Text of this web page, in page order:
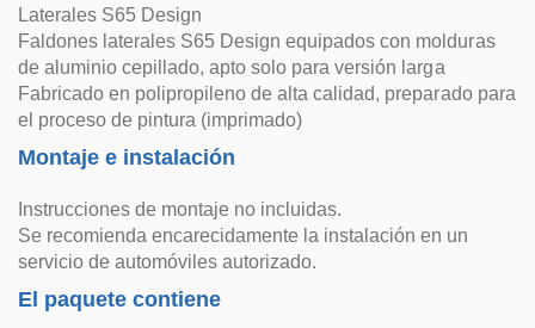
Laterales S65 Design
Faldones laterales S65 Design equipados con molduras
de aluminio cepillado, apto solo para versión larga
Fabricado en polipropileno de alta calidad, preparado para
el proceso de pintura (imprimado)
Montaje e instalación
Instrucciones de montaje no incluidas.
Se recomienda encarecidamente la instalación en un
servicio de automóviles autorizado.
El paquete contiene